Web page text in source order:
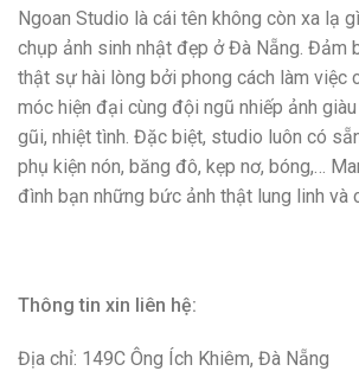
Ngoan Studio là cái tên không còn xa lạ
chụp ảnh sinh nhật đẹp ở Đà Nẵng. Đảm
thật sự hài lòng bởi phong cách làm việc
móc hiện đại cùng đội ngũ nhiếp ảnh
gũi, nhiệt tình. Đặc biệt, studio luôn có
phụ kiện nón, băng đô, kẹp nơ, bóng,…
đình bạn những bức ảnh thật lung linh và
Thông tin xin liên hệ:
Địa chỉ: 149C Ông Ích Khiêm, Đà Nẵng